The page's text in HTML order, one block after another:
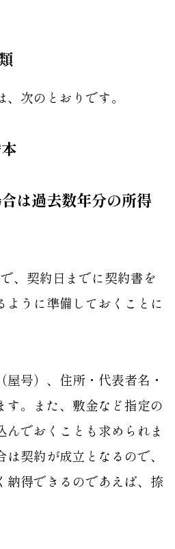
次のとおりです。
は過去数年分の所得
、契約日までに契約書を
ように準備しておくことに
号）、住所・代表者名・
す。また、敷金など指定の
でおくことも求められま
契約が成立となるので、
納得できるのであえば、捺